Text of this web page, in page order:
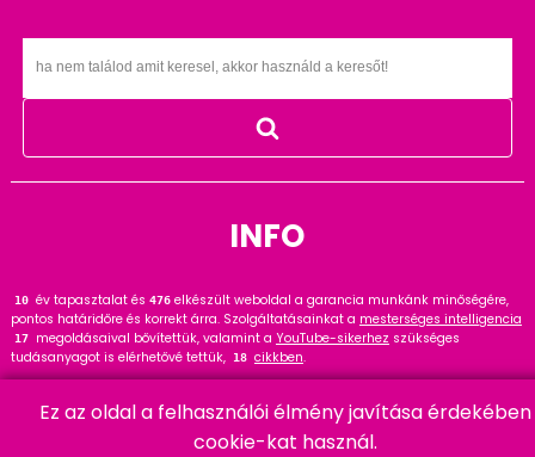
INFO
13 év tapasztalat és 476elkészült weboldal a garancia munkánk minőségére,
pontos határidőre és korrekt árra. Szolgáltatásainkat a mesterséges intelligencia
17 megoldásaival bővítettük, valamint a YouTube-sikerhez szükséges
tudásanyagot is elérhetővé tettük, 18 cikkben.
szakértőként ajánlom a 91 cikket és bővítményt.
Ez az oldal a felhasználói élmény javítása érdekében
cookie-kat használ.